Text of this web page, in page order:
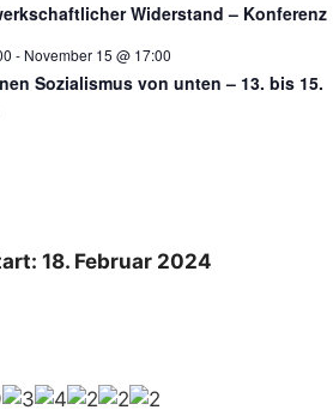
Widerstand – Konferenz
- November 15 @ 17:00
Sozialismus von unten – 13. bis 15.
18. Februar 2024